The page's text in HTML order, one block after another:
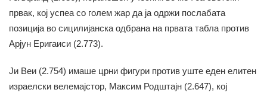
првак, кој успеа со голем жар да ја одржи послабата
позиција во сицилијанска одбрана на првата табла против
Арјун Еригаиси (2.773).
Ји Веи (2.754) имаше црни фигури против уште еден елитен
израелски велемајстор, Максим Родштајн (2.647), кој